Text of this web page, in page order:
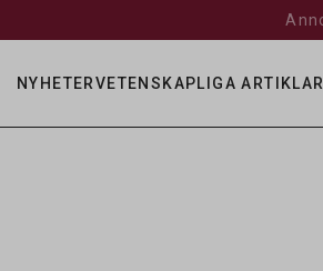
NYHETERVETENSKAPLIGA ARTIKLAR